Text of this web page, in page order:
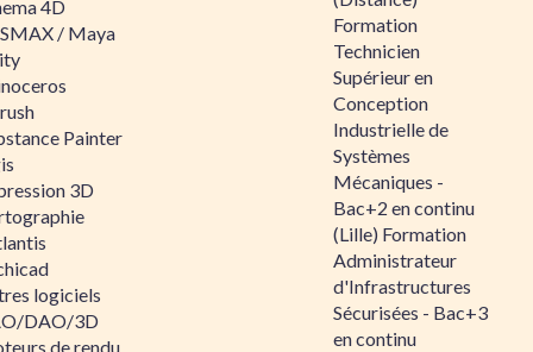
4D
/ Maya
Painter
3D
logiciels
DAO/3D
de rendu
Formation
Technicien
Supérieur en
Conception
Industrielle de
Systèmes
Mécaniques -
Bac+2 en continu
(Lille) Formation
Administrateur
d'Infrastructures
Sécurisées - Bac+3
en continu